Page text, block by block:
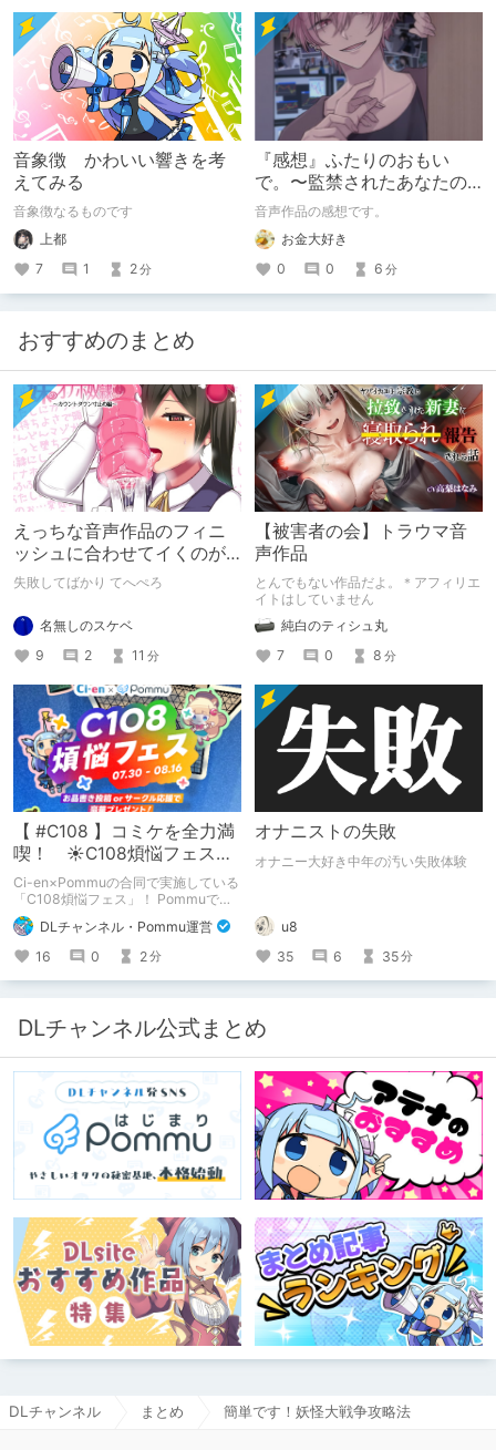
音象徴 かわいい響きを考
えてみる
音象徴なるものです
上都
7
1 2分
『感想』ふたりのおもい
で。〜監禁されたあなたの
末路〜【がるまに限定特典
付き】
音声作品の感想です。
お金大好き
0
0 6 分
おすすめのまとめ
えっちな音声作品のフィニ
ッシュに合わせてイくのが
下手すぎる【失敗した話】
失敗してばかり てへぺろ
名無しのスケベ
9
2 11 分
【被害者の会】トラウマ音
声作品
とんでもない作品だよ。＊アフィリエ
イトはしていません
純白のティシュ丸
7
0 8 分
【 #C108 】コミケを全力満
喫！ ☀C108煩悩フェス☀
Pommu版のご案内
Ci-en×Pommuの合同で実施している
「C108煩悩フェス」！ Pommuでの
参加方法について、改めてこちらでも
ご案内いたします！
DLチャンネル・Pommu運営
16
0 2分
オナニストの失敗
オナニー大好き中年の汚い失敗体験
u8
35
6 35分
DLチャンネル公式まとめ
DLチャンネル まとめ 簡単です！妖怪大戦争攻略法